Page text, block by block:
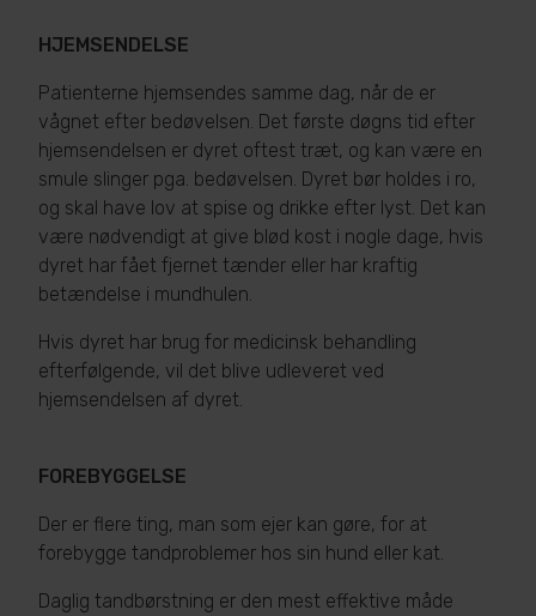
HJEMSENDELSE
Patienterne hjemsendes samme dag, når de er
vågnet efter bedøvelsen. Det første døgns tid efter
hjemsendelsen er dyret oftest træt, og kan være en
smule slinger pga. bedøvelsen. Dyret bør holdes i ro,
og skal have lov at spise og drikke efter lyst. Det kan
være nødvendigt at give blød kost i nogle dage, hvis
dyret har fået fjernet tænder eller har kraftig
betændelse i mundhulen.
Hvis dyret har brug for medicinsk behandling
efterfølgende, vil det blive udleveret ved
hjemsendelsen af dyret.
FOREBYGGELSE
Der er flere ting, man som ejer kan gøre, for at
forebygge tandproblemer hos sin hund eller kat.
Daglig tandbørstning er den mest effektive måde